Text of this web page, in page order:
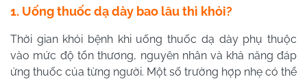
1. Uống thuốc dạ dày bao lâu thì khỏi?
Thời gian khỏi bệnh khi uống thuốc dạ dày phụ thuộc
vào mức độ tổn thương, nguyên nhân và khả năng đáp
ứng thuốc của từng người. Một số trường hợp nhẹ có thể